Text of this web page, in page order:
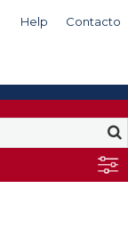
Help Contacto